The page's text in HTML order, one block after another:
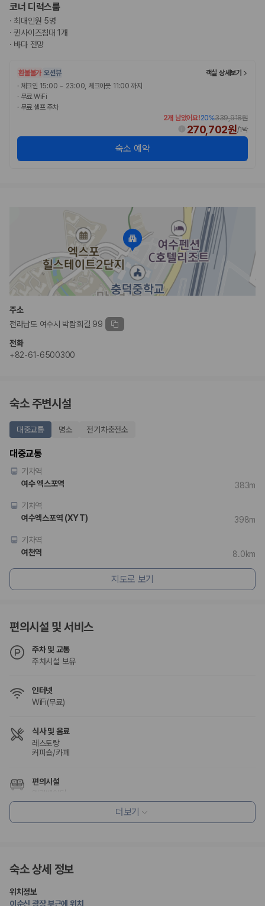
코너 디럭스룸
· 최대인원 5명
·퀸사이즈침대 1개
· 바다 전망
환불불가 오션뷰
객실 상세보기
· 체크인 15:00 ~ 23:00, 체크아웃 11:00 까지
· 무료 WiFi
· 무료 셀프 주차
2개 남았어요!20%339,918원
270,702원/1박
숙소 예약
주소
전라남도 여수시 박람회길 99
전화
+82-61-6500300
숙소 주변시설
대중교통 명소 전기차충전소
대중교통
기차역
여수 엑스포역
383m
기차역
여수엑스포역 (XYT)
398m
기차역
여천역
8.0km
지도로 보기
편의시설 및 서비스
주차 및 교통
주차시설 보유
인터넷
WiFi(무료)
식사 및 음료
레스토랑
커피숍/카페
편의시설
리셉션 서비스
장애인 편의시설
휠체어로 이용 가능
흡연 시설
더보기
숙소 상세 정보
위치정보
이순신 광장 부근에 위치